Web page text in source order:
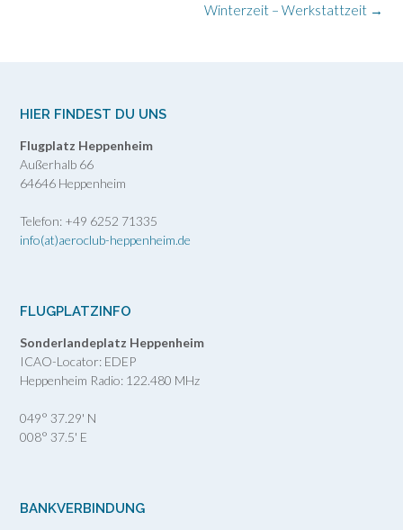
Winterzeit – Werkstattzeit →
HIER FINDEST DU UNS
Flugplatz Heppenheim
Außerhalb 66
64646 Heppenheim
Telefon: +49 6252 71335
info(at)aeroclub-heppenheim.de
FLUGPLATZINFO
Sonderlandeplatz Heppenheim
ICAO-Locator: EDEP
Heppenheim Radio: 122.480 MHz
049° 37.29' N
008° 37.5' E
BANKVERBINDUNG